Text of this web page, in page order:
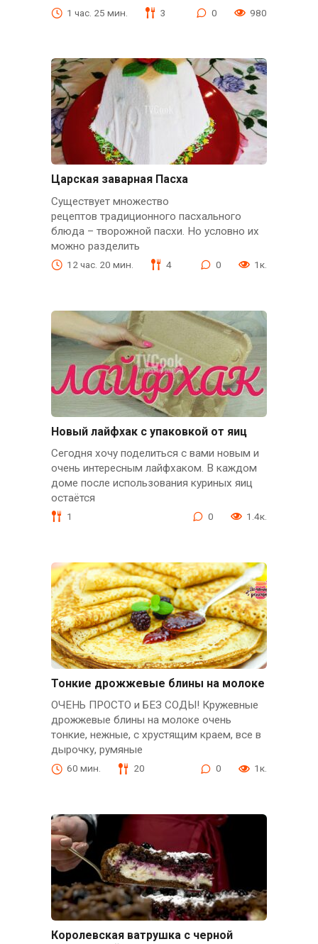
1 час. 25 мин. 3 0 980
Царская заварная Пасха
Существует множество
рецептов традиционного пасхального
блюда – творожной пасхи. Но условно их
можно разделить
12 час. 20 мин. 4 0 1к.
Новый лайфхак с упаковкой от яиц
Сегодня хочу поделиться с вами новым и
очень интересным лайфхаком. В каждом
доме после использования куриных яиц
остаётся
1 0 1.4к.
Тонкие дрожжевые блины на молоке
ОЧЕНЬ ПРОСТО и БЕЗ СОДЫ! Кружевные
дрожжевые блины на молоке очень
тонкие, нежные, с хрустящим краем, все в
дырочку, румяные
60 мин. 20 0 1к.
Королевская ватрушка с черной